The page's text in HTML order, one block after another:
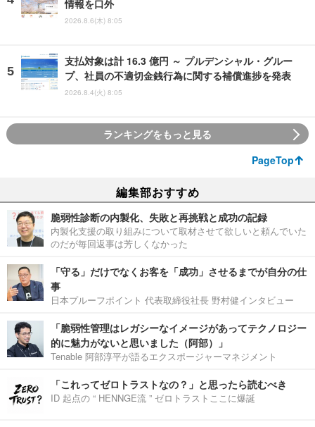
情報を口外
2026.8.6(木) 8:05
支払対象は計 16.3 億円 ～ プルデンシャル・グルー
プ、社員の不適切金銭行為に関する補償進捗を発表
2026.8.4(火) 8:05
ランキングをもっと見る
PageTop
編集部おすすめ
脆弱性診断の内製化、失敗と再挑戦と成功の記録
内製化支援の取り組みについて取材させて欲しいと頼んでいた
のだが毎回返事は芳しくなかった
「守る」だけでなくお客を「成功」させるまでが自分の仕
事
日本プルーフポイント 代表取締役社長 野村健インタビュー
「脆弱性管理はレガシーなイメージがあってテクノロジー
的に魅力がないと思いました（阿部）」
Tenable 阿部淳平が語るエクスポージャーマネジメント
「これってゼロトラストなの？」と思ったら読むべき
ID 起点の “ HENNGE流 ” ゼロトラストここに爆誕